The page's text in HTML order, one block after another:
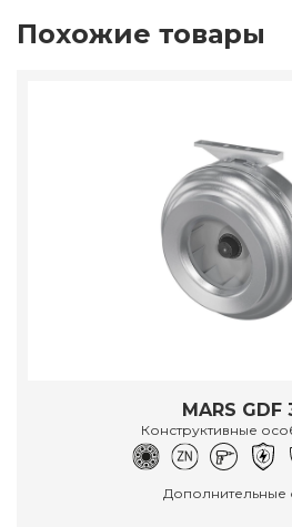
Похожие товары
MARS GDF
Конструктивные
Дополнительные